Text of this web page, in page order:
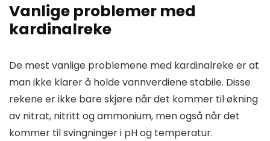
Vanlige problemer med
kardinalreke
De mest vanlige problemene med kardinalreke er at
man ikke klarer å holde vannverdiene stabile. Disse
rekene er ikke bare skjøre når det kommer til økning
av nitrat, nitritt og ammonium, men også når det
kommer til svingninger i pH og temperatur.